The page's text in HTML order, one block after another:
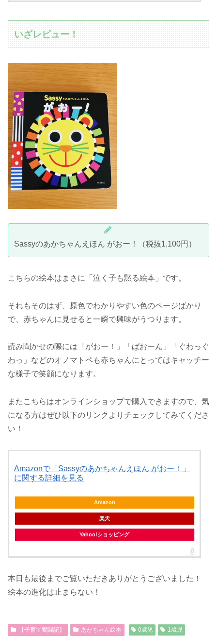
いざレビュー！
Sassyのあかちゃんえほん がおー！（税抜1,100円）
こちらの絵本はまさに「泣く子も黙る絵本」です。
それもそのはず、原色でわかりやすい色のページばかり
で、赤ちゃんに見せると一瞬で興味がうつります。
読み聞かせの際には「がおー！」「ぱおーん」「ぐわっぐ
わっ」などのオノマトペも赤ちゃんにとってはキャッチー
な様子で笑顔になります。
またこちらはオンラインショップで購入できますので、気
になる方はぜひ以下のリンクよりチェックしてみてくださ
い！
Amazonで「Sassyのあかちゃんえほん がおー！」
に関する詳細を見る
Amazon
楽天
Yahoo!ショッピング
本日も最後までご覧いただきありがとうございました！
絵本の進化は止まらない！
【子育て奮闘記】 あかちゃん絵本 0歳児
1歳児